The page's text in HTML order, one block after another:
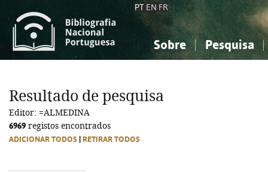
PT EN FR
Sobre Pesquisa
Ciências sociais...
Ciências sociais...
Resultado de pesquisa
Editor: =ALMEDINA
6969 registos encontrados
ADICIONAR TODOS RETIRAR TODOS